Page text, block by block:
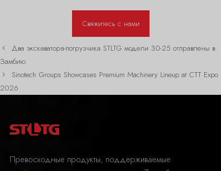
Свяжитесь с нами
Два экскаватора-погрузчика STLTG модели 30-25 отправлены в
Замбию
Sinotech Groups Showcases Premium Machinery Lineup at CTT Expo
2026
Превосходные продукты, поддерживаемые